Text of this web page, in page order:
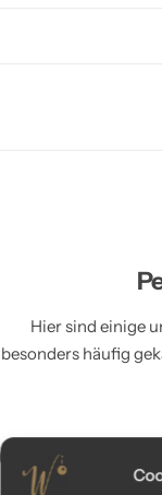
Hier sind einige
besonders häufig
Out Of Stock